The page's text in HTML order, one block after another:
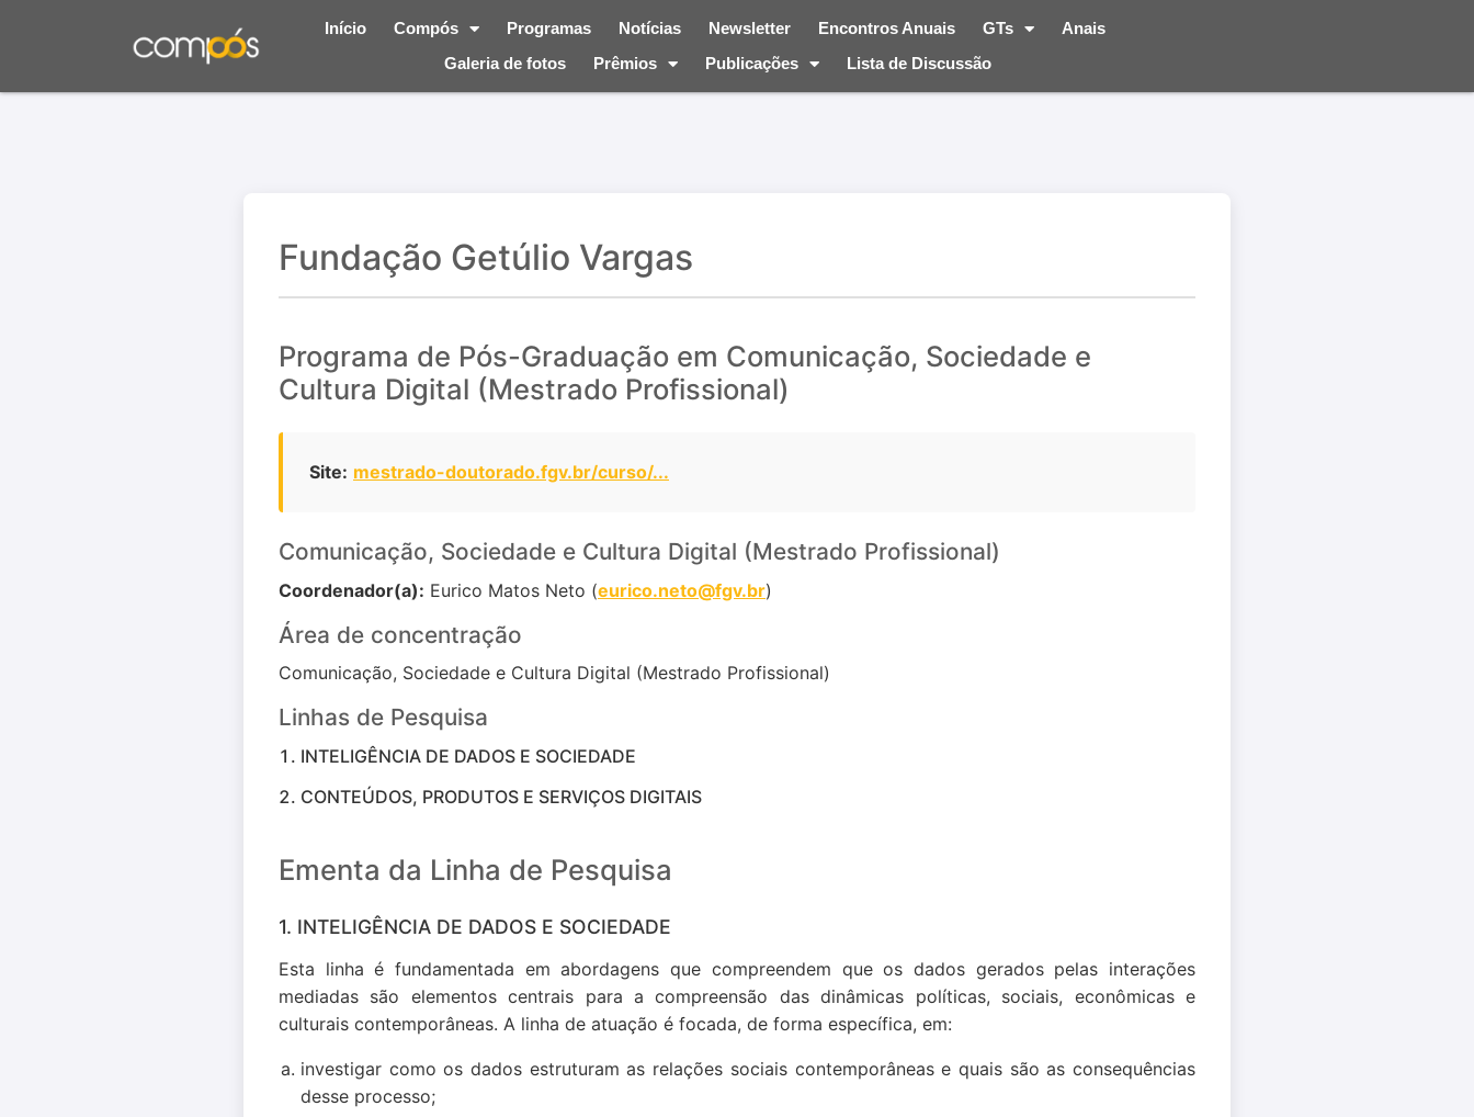
Início Compós Programas Notícias Newsletter Encontros Anuais GTs
Anais
Galeria de fotos
Prêmios Publicações Lista de Discussão
Fundação Getúlio Vargas
Programa de Pós-Graduação em Comunicação, Sociedade e
Cultura Digital (Mestrado Profissional)
Site: mestrado-doutorado.fgv.br/curso/...
Comunicação, Sociedade e Cultura Digital (Mestrado Profissional)
Coordenador(a): Eurico Matos Neto (eurico.neto@fgv.br)
Área de concentração
Comunicação, Sociedade e Cultura Digital (Mestrado Profissional)
Linhas de Pesquisa
INTELIGÊNCIA DE DADOS E SOCIEDADE
CONTEÚDOS, PRODUTOS E SERVIÇOS DIGITAIS
Ementa da Linha de Pesquisa
1. INTELIGÊNCIA DE DADOS E SOCIEDADE
Esta linha é fundamentada em abordagens que compreendem que os dados gerados pelas interações
mediadas são elementos centrais para a compreensão das dinâmicas políticas, sociais, econômicas e
culturais contemporâneas. A linha de atuação é focada, de forma específica, em:
investigar como os dados estruturam as relações sociais contemporâneas e quais são as consequências
desse processo;